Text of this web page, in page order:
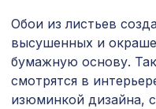
8-28,
Арт.L5033,
Обои из листьев
высушенных и
бумажную основу.
смотрятся в
изюминкой дизайна,